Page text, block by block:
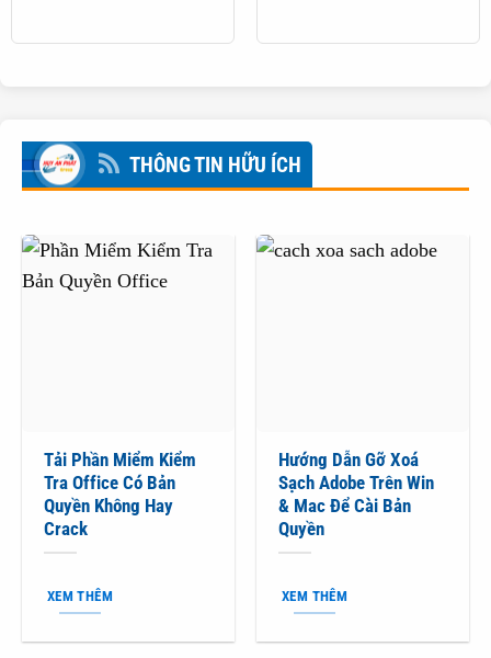
THÔNG TIN HỮU ÍCH
Tải Phần Miểm Kiểm
Tra Office Có Bản
Quyền Không Hay
Crack
XEM THÊM
Hướng Dẫn Gỡ Xoá
Sạch Adobe Trên Win
& Mac Để Cài Bản
Quyền
XEM THÊM